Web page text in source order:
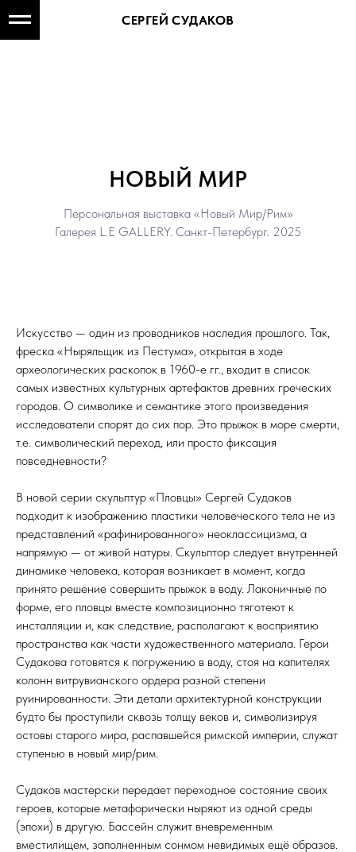
СЕРГЕЙ СУДАКОВ
СЕРГЕЙ СУДАКОВ
НОВЫЙ МИР
Персональная выставка «Новый Мир/Рим»
Галерея L.E GALLERY. Санкт-Петербург. 2025
Искусство — один из проводников наследия прошлого. Так,
фреска «Ныряльщик из Пестума», открытая в ходе
археологических раскопок в 1960-е гг., входит в список
самых известных культурных артефактов древних греческих
городов. О символике и семантике этого произведения
исследователи спорят до сих пор. Это прыжок в море смерти,
т.е. символический переход, или просто фиксация
повседневности?
В новой серии скульптур «Пловцы» Сергей Судаков
подходит к изображению пластики человеческого тела не из
представлений «рафинированного» неоклассицизма, а
напрямую — от живой натуры. Скульптор следует внутренней
динамике человека, которая возникает в момент, когда
принято решение совершить прыжок в воду. Лаконичные по
форме, его пловцы вместе композиционно тяготеют к
инсталляции и, как следствие, располагают к восприятию
пространства как части художественного материала. Герои
Судакова готовятся к погружению в воду, стоя на капителях
колонн витрувианского ордера разной степени
руинированности. Эти детали архитектурной конструкции
будто бы проступили сквозь толщу веков и, символизируя
остовы старого мира, распавшейся римской империи, служат
ступенью в новый мир/рим.
Судаков мастерски передает переходное состояние своих
героев, которые метафорически ныряют из одной среды
(эпохи) в другую. Бассейн служит вневременным
вместилищем, заполненным сонмом невидимых ещё образов.